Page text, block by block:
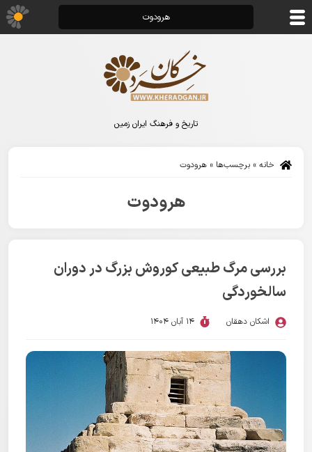
تاریخ و فرهنگ ایران زمین
خانه » برچسب‌ها » هرودوت
هرودوت
بررسی مرگ طبیعی کوروش بزرگ در دوران
سالخوردگی
اشکان دهقان 14 آبان 1404
هرودوت